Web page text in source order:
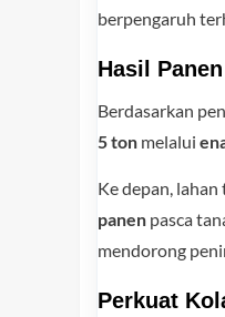
berpengaruh
Hasil
Berdasarkan
5 ton melalui
Ke depan,
panen pasca
mendorong
Perkuat